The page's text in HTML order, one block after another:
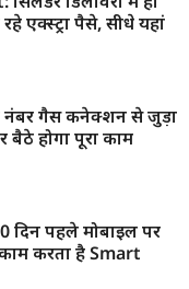
एक्स्ट्रा पैसे, सीधे यहां
नंबर गैस कनेक्शन से जुड़ा
होगा पूरा काम
दिन पहले मोबाइल पर
करता है Smart